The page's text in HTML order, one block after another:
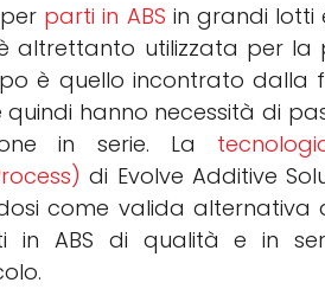
parti in ABS in grandi lotti
altrettanto utilizzata per la
è quello incontrato dalla
hanno necessità di
in serie. La
di Evolve Additive
come valida alternativa
in ABS di qualità e in